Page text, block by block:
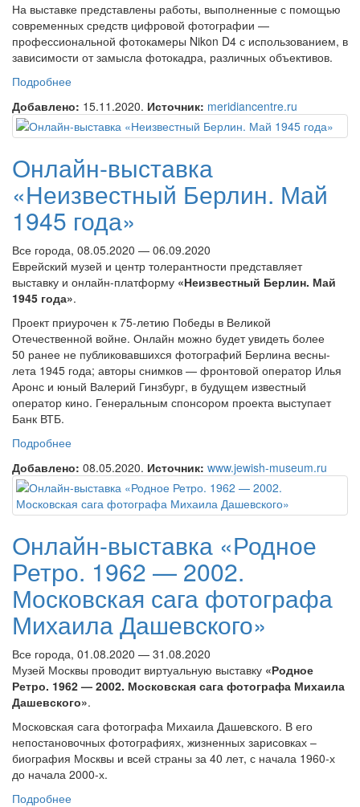
На выставке представлены работы, выполненные с помощью
современных средств цифровой фотографии —
профессиональной фотокамеры Nikon D4 с использованием, в
зависимости от замысла фотокадра, различных объективов.
Подробнее
Добавлено: 15.11.2020. Источник: meridiancentre.ru
Онлайн-выставка
«Неизвестный Берлин. Май
1945 года»
Все города, 08.05.2020 — 06.09.2020
Еврейский музей и центр толерантности представляет
выставку и онлайн-платформу «Неизвестный Берлин. Май
1945 года».
Проект приурочен к 75-летию Победы в Великой
Отечественной войне. Онлайн можно будет увидеть более
50 ранее не публиковавшихся фотографий Берлина весны-
лета 1945 года; авторы снимков — фронтовой оператор Илья
Аронс и юный Валерий Гинзбург, в будущем известный
оператор кино. Генеральным спонсором проекта выступает
Банк ВТБ.
Подробнее
Добавлено: 08.05.2020. Источник: www.jewish-museum.ru
Онлайн-выставка «Родное
Ретро. 1962 — 2002.
Московская сага фотографа
Михаила Дашевского»
Все города, 01.08.2020 — 31.08.2020
Музей Москвы проводит виртуальную выставку «Родное
Ретро. 1962 — 2002. Московская сага фотографа Михаила
Дашевского».
Московская сага фотографа Михаила Дашевского. В его
непостановочных фотографиях, жизненных зарисовках –
биография Москвы и всей страны за 40 лет, с начала 1960-х
до начала 2000-х.
Подробнее